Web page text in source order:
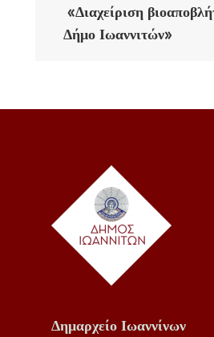
«Διαχείριση
Δήμο Ιωαννιτών»
Δημαρχείο Ιωαννίνων